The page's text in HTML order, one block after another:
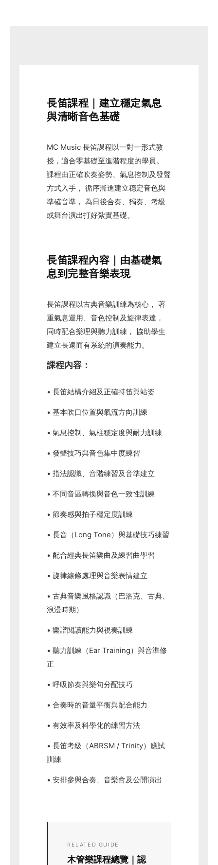
長笛課程｜建立穩定氣息
與清晰音色基礎
MC Music 長笛課程以一對一形式教
授，適合零基礎至進階程度的學員。
課程由正確吹奏姿勢、氣息控制及發聲
方式入手， 循序漸進建立穩定音色與
準確音準， 為日後合奏、獨奏、考級
或舞台演出打好紮實基礎。
長笛課程內容｜由基礎氣
息到完整音樂表現
長笛課程以古典音樂訓練為核心， 著
重氣息運用、音色控制及旋律表達，
同時配合樂理與聽力訓練， 協助學生
建立長遠而有系統的演奏能力。
課程內容：
• 長笛結構介紹及正確持笛與站姿
• 基本吹口位置與氣流方向訓練
• 氣息控制、氣柱穩定度與耐力訓練
• 發聲技巧與音色集中度練習
• 指法認識、音階練習及音準建立
• 不同音區轉換與音色一致性訓練
• 節奏感與拍子穩定度訓練
• 長音（Long Tone）與基礎技巧練習
• 配合經典長笛樂曲及練習曲學習
• 旋律線條處理與音樂表情建立
• 古典音樂風格認識（巴洛克、古典、
浪漫時期）
• 樂譜閱讀能力與視奏訓練
• 聽力訓練（Ear Training）與音準修
正
• 呼吸節奏與樂句分配技巧
• 合奏時的音量平衡與配合能力
• 有效率及科學化的練習方法
• 長笛考級（ABRSM / Trinity）應試
訓練
• 安排參與合奏、音樂會及公開演出
RELATED GUIDE
木管樂課程總覽｜認